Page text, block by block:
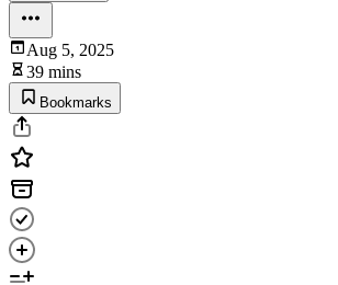
Aug 5, 2025
39 mins
Bookmarks